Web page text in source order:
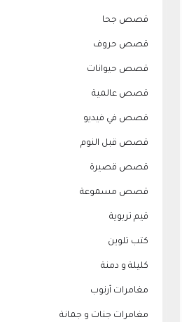
قصص جحا
قصص حروف
قصص حيوانات
قصص عالمية
قصص في فيديو
قصص قبل النوم
قصص قصيرة
قصص مسموعة
قيم تربوية
كتب تلوين
كليلة و دمنة
مغامرات أرنوب
مغامرات جنات و جمانة